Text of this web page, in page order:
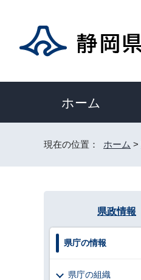
ホーム
現在の位置： ホーム >
県政情報
県庁の情報
県庁の組織